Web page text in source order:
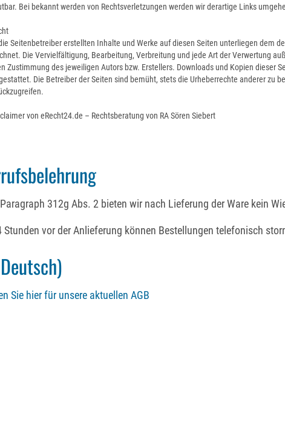
Bei bekannt werden von Rechtsverletzungen werden wir derartige Links
Seitenbetreiber erstellten Inhalte und Werke auf diesen Seiten unterliegen dem
Die Vervielfältigung, Bearbeitung, Verbreitung und jede Art der Verwertung
Zustimmung des jeweiligen Autors bzw. Erstellers. Downloads und Kopien dieser
Die Betreiber der Seiten sind bemüht, stets die Urheberrechte anderer zu
von eRecht24.de – Rechtsberatung von RA Sören Siebert
312g Abs. 2 bieten wir nach Lieferung der Ware kein
Stunden vor der Anlieferung können Bestellungen telefonisch
Sie hier für unsere aktuellen AGB